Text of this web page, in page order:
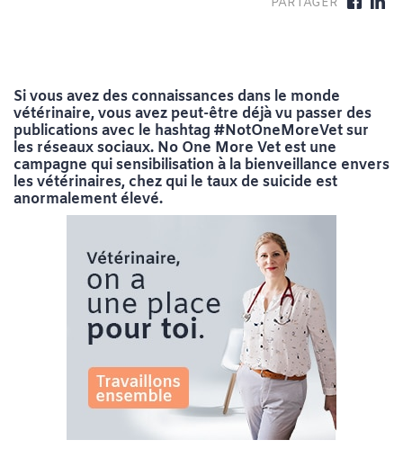
Si vous avez des connaissances dans le monde
vétérinaire, vous avez peut-être déjà vu passer des
publications avec le hashtag #NotOneMoreVet sur
les réseaux sociaux. No One More Vet est une
campagne qui sensibilisation à la bienveillance envers
les vétérinaires, chez qui le taux de suicide est
anormalement élevé.